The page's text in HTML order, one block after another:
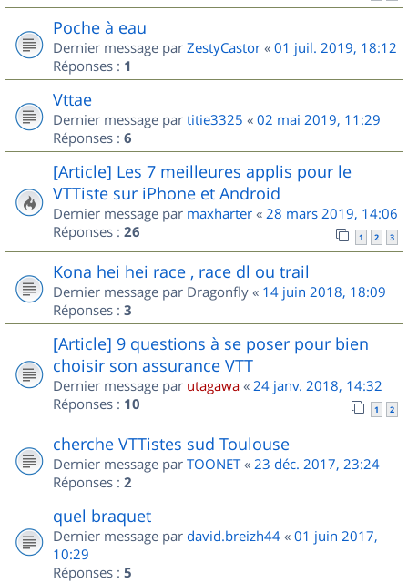
Poche à eau
Dernier message par ZestyCastor « 01 juil. 2019, 18:12
Réponses : 1
Vttae
Dernier message par titie3325 « 02 mai 2019, 11:29
Réponses : 6
[Article] Les 7 meilleures applis pour le
VTTiste sur iPhone et Android
Dernier message par maxharter « 28 mars 2019, 14:06
Réponses : 26 1 2 3
Kona hei hei race , race dl ou trail
Dernier message par Dragonfly « 14 juin 2018, 18:09
Réponses : 3
[Article] 9 questions à se poser pour bien
choisir son assurance VTT
Dernier message par utagawa « 24 janv. 2018, 14:32
Réponses : 10 1 2
cherche VTTistes sud Toulouse
Dernier message par TOONET« 23 déc. 2017, 23:24
Réponses : 2
quel braquet
Dernier message par david.breizh44 « 01 juin 2017,
10:29
Réponses : 5